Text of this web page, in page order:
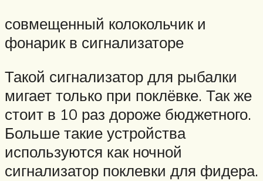
совмещенный колокольчик и
фонарик в сигнализаторе
Такой сигнализатор для рыбалки
мигает только при поклёвке. Так же
стоит в 10 раз дороже бюджетного.
Больше такие устройства
используются как ночной
сигнализатор поклевки для фидера.